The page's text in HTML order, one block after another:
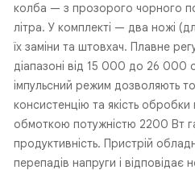
колба — з прозорого чорного
літра. У комплекті — два ножі
їх заміни та штовхач. Плавне
діапазоні від 15 000 до 26 000
імпульсний режим дозволяють
консистенцію та якість
обмоткою потужністю 2200 Вт
продуктивність. Пристрій
перепадів напруги і відповідає